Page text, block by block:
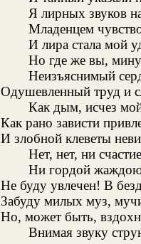
Я лирных звуков
Младенцем
И лира стала мой
Но где же вы,
Неизъяснимый
Одушевленный труд и
Как дым, исчез
Как рано зависти
И злобной клеветы
Нет, нет, ни
Ни гордой
Не буду увлечен! В
Забуду милых муз,
Но, может быть,
Внимая звуку